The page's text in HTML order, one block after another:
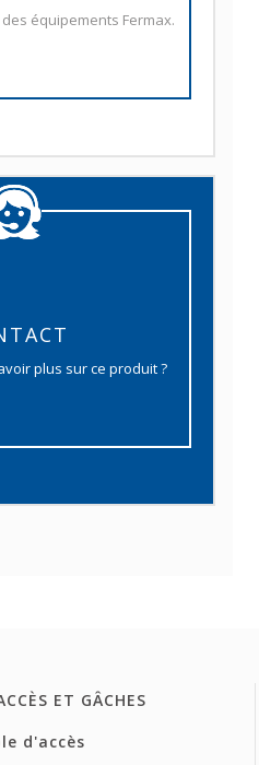
équipements Fermax.
plus sur ce produit ?
ET GÂCHES
d'accès